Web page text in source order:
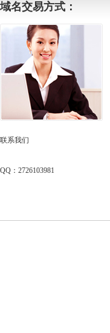
域名交易方式：
联系我们
QQ：2726103981